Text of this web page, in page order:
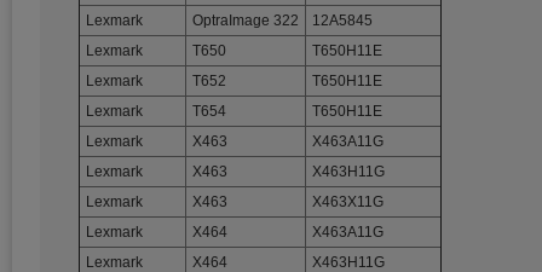
Lexmark
OptraImage 322
12A5845
Lexmark
T650
T650H11E
Lexmark
T652
T650H11E
Lexmark
T654
T650H11E
Lexmark
X463
X463A11G
Lexmark
X463
X463H11G
Lexmark
X463
X463X11G
Lexmark
X464
X463A11G
Lexmark
X464
X463H11G